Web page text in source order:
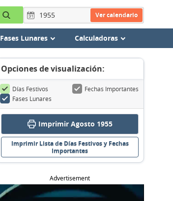
Ver calendario
Fases Lunares Calculadoras
Opciones de visualización:
Días Festivos
Fechas Importantes
Fases Lunares
Imprimir Agosto 1955
Imprimir Lista de Días Festivos y Fechas
Importantes
Advertisement